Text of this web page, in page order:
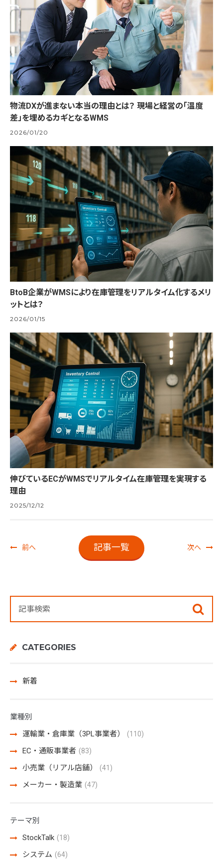
物流DXが進まない本当の理由とは？ 現場と経営の「温度
差」を埋めるカギとなるWMS
2026/01/20
BtoB企業がWMSにより在庫管理をリアルタイム化するメリ
ットとは？
2026/01/15
伸びているECがWMSでリアルタイム在庫管理を実現する
理由
2025/12/12
前へ 記事一覧 次へ
CATEGORIES
新着
業種別
運輸業・倉庫業（3PL事業者）
(110)
EC・通販事業者 (83)
小売業（リアル店舗） (41)
メーカー・製造業 (47)
テーマ別
StockTalk (18)
システム (64)